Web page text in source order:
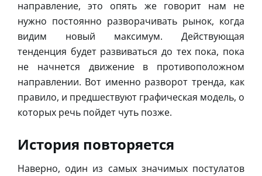
направление, это опять же говорит нам не
нужно постоянно разворачивать рынок, когда
видим новый максимум. Действующая
тенденция будет развиваться до тех пока, пока
не начнется движение в противоположном
направлении. Вот именно разворот тренда, как
правило, и предшествуют графическая модель, о
которых речь пойдет чуть позже.
История повторяется
Наверно, один из самых значимых постулатов